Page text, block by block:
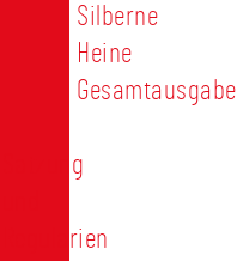
Silberne
Heine
Gesamtausgabe
Satzung
Regularien